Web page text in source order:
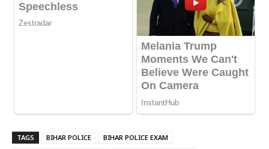
TAGS BIHAR POLICE
BIHAR POLICE EXAM